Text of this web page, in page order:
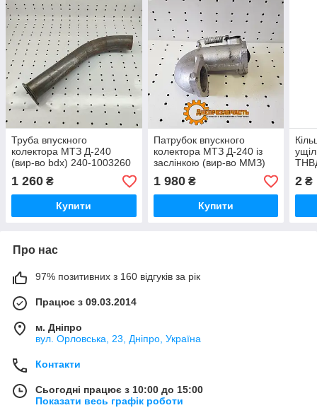
Труба впускного
колектора МТЗ Д-240
(вир-во bdx) 240-1003260
1 260 ₴
Купити
Патрубок впускного
колектора МТЗ Д-240 із
заслінкою (вир-во ММЗ)
240-1003220-В
1 980₴
Купити
2 ₴
Про нас
97% позитивних з 160 відгуків за рік
Працює з 09.03.2014
м. Дніпро
вул. Орловська, 23, Дніпро, Україна
Контакти
Сьогодні працює з 10:00 до 15:00
Показати весь графік роботи